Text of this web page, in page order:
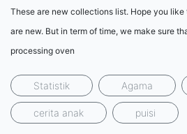
These are new collections list. Hope you
are new. But in term of time, we make sure
processing oven
Statistik Agama
cerita anak puisi